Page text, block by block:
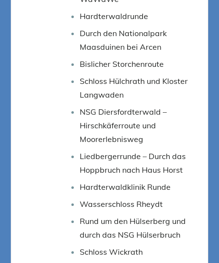
Hardterwaldrunde
Durch den Nationalpark
Maasduinen bei Arcen
Bislicher Storchenroute
Schloss Hülchrath und Kloster
Langwaden
NSG Diersfordterwald –
Hirschkäferroute und
Moorerlebnisweg
Liedbergerrunde – Durch das
Hoppbruch nach Haus Horst
Hardterwaldklinik Runde
Wasserschloss Rheydt
Rund um den Hülserberg und
durch das NSG Hülserbruch
Schloss Wickrath